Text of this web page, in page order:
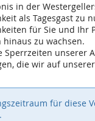
in der
als Tagesgast zu
für Sie und Ihr
zu wachsen.
Sperrzeiten unserer
die wir auf
für diese